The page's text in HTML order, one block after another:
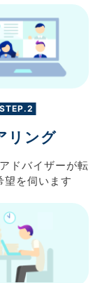
STEP.2
リング
アドバイザーが転
望を伺います